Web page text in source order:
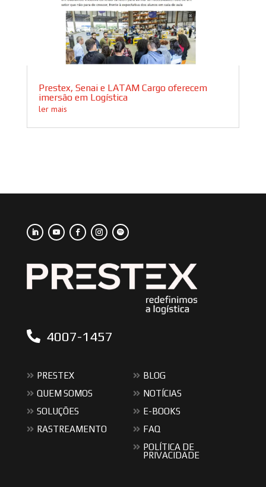
Prestex, Senai e LATAM Cargo oferecem
imersão em Logística
ler mais
4007-1457
PRESTEX
QUEM SOMOS
SOLUÇÕES
RASTREAMENTO
BLOG
NOTÍCIAS
E-BOOKS
FAQ
POLÍTICA DE
PRIVACIDADE